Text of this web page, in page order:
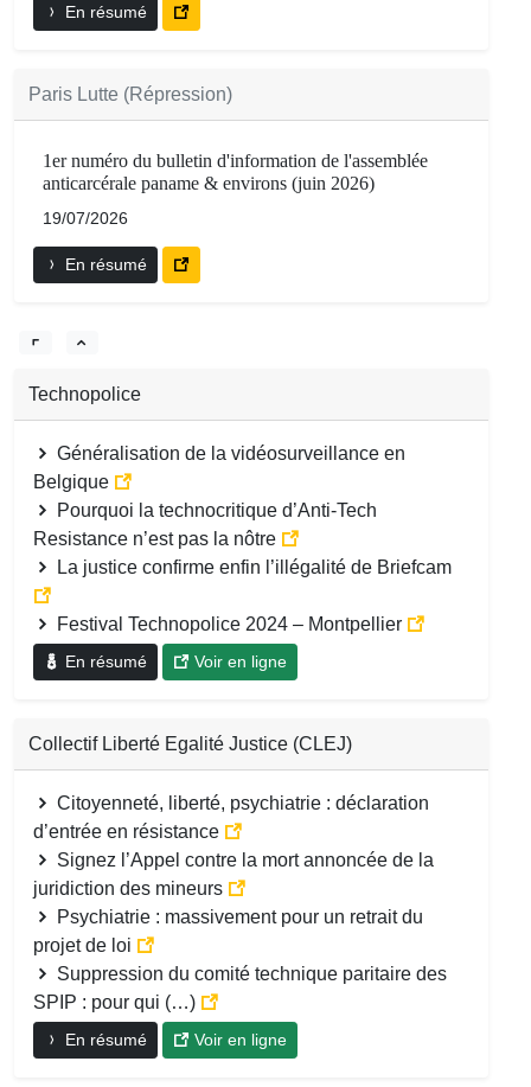
En résumé
Paris Lutte (Répression)
1er numéro du bulletin d'information de l'assemblée
anticarcérale paname & environs (juin 2026)
19/07/2026
En résumé
Technopolice
Généralisation de la vidéosurveillance en
Belgique
Pourquoi la technocritique d’Anti-Tech
Resistance n’est pas la nôtre
La justice confirme enfin l’illégalité de Briefcam
Festival Technopolice 2024 – Montpellier
En résumé Voir en ligne
Collectif Liberté Egalité Justice (CLEJ)
Citoyenneté, liberté, psychiatrie : déclaration
d’entrée en résistance
Signez l’Appel contre la mort annoncée de la
juridiction des mineurs
Psychiatrie : massivement pour un retrait du
projet de loi
Suppression du comité technique paritaire des
SPIP : pour qui (…)
En résumé Voir en ligne